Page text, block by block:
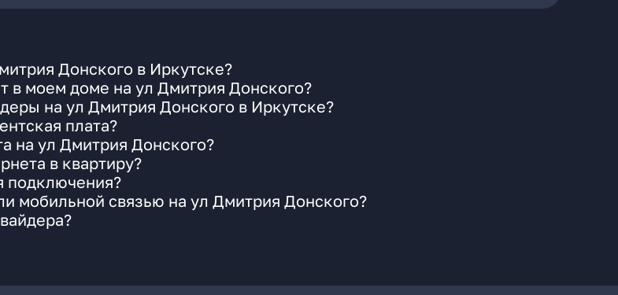
Донского в Иркутске?
в моем доме на ул Дмитрия Донского?
на ул Дмитрия Донского в Иркутске?
плата?
на ул Дмитрия Донского?
в квартиру?
подключения?
мобильной связью на ул Дмитрия Донского?